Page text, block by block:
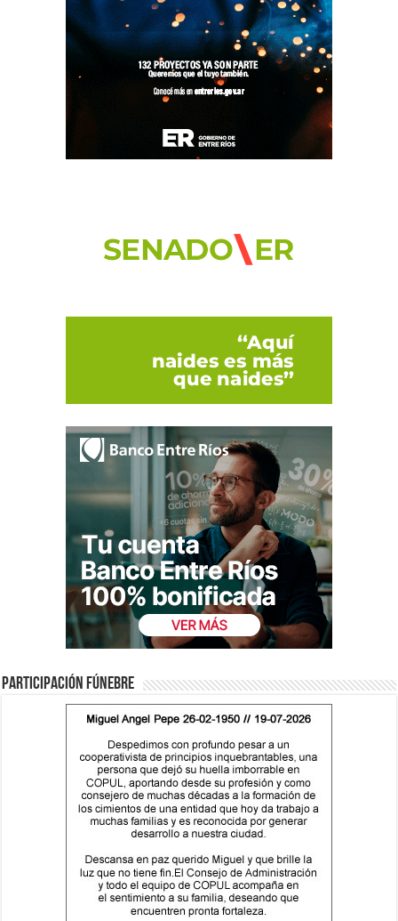
Participación fúnebre